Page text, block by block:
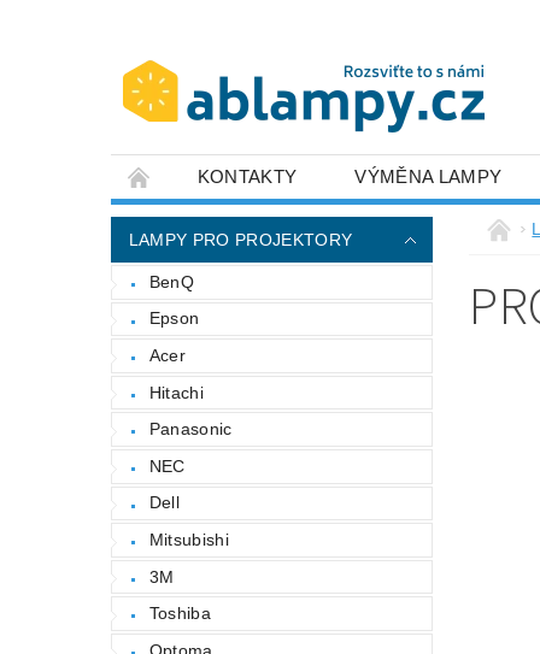
KONTAKTY VÝMĚNA LAMPY
LAMPY PRO PROJEKTORY
BenQ
Epson
Acer
Hitachi
Panasonic
NEC
Dell
Mitsubishi
3M
Toshiba
Optoma